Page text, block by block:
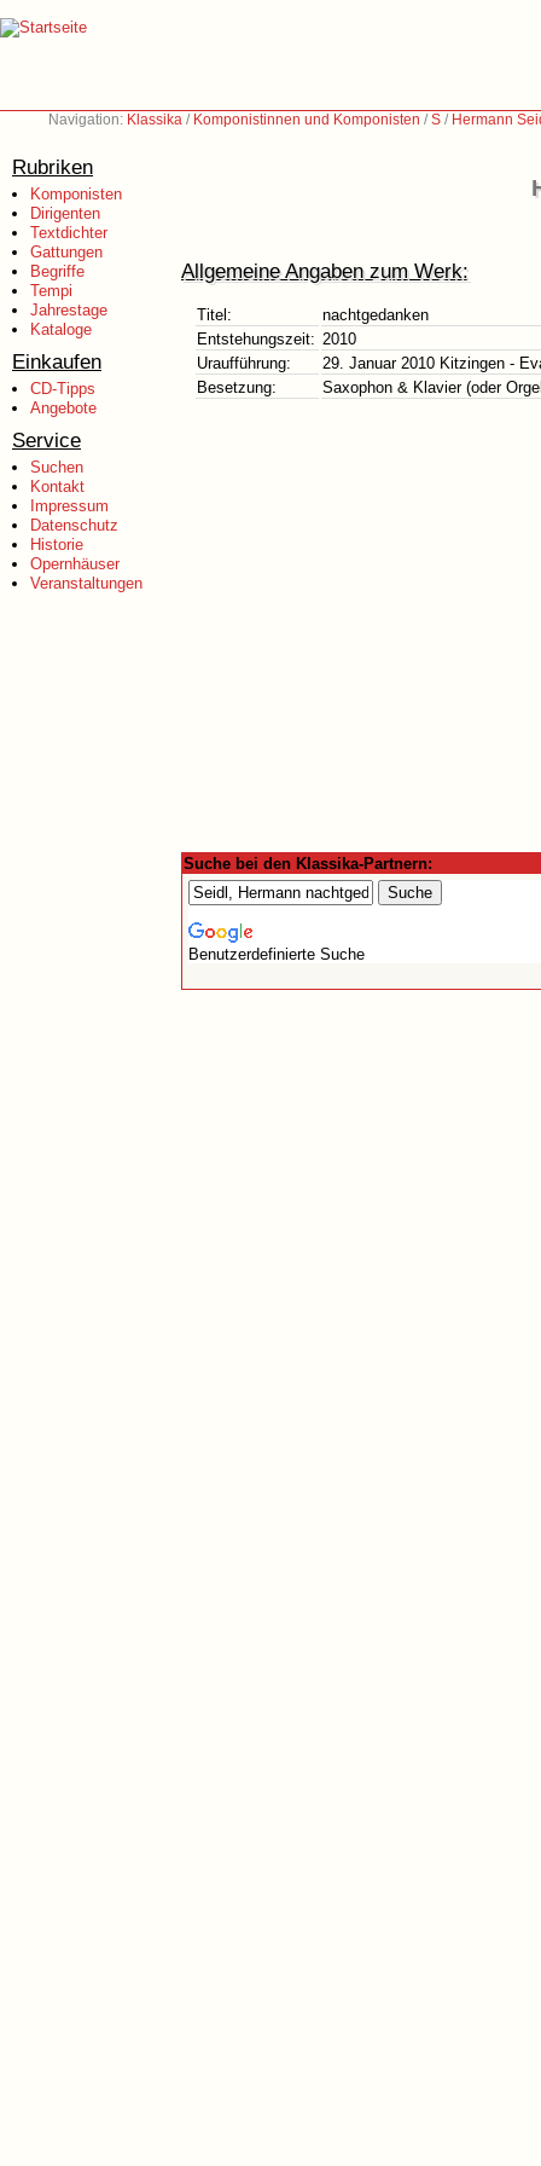
Navigation: Klassika / Komponistinnen und Komponisten /S / Hermann
Rubriken
Komponisten
Dirigenten
Textdichter
Gattungen
Begriffe
Tempi
Jahrestage
Kataloge
Einkaufen
CD-Tipps
Angebote
Service
Suchen
Kontakt
Impressum
Datenschutz
Historie
Opernhäuser
Veranstaltungen
Allgemeine Angaben zum Werk:
Titel:
nachtgedanken
Entstehungszeit: 2010
Uraufführung:
29. Januar 2010 Kitzingen -
Besetzung:
Saxophon & Klavier (oder
Suche bei den Klassika-Partnern:
Benutzerdefinierte Suche